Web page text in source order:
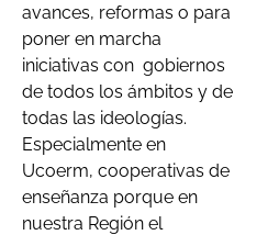
avances, reformas o para
poner en marcha
iniciativas con gobiernos
de todos los ámbitos y de
todas las ideologías.
Especialmente en
Ucoerm, cooperativas de
enseñanza porque en
nuestra Región el